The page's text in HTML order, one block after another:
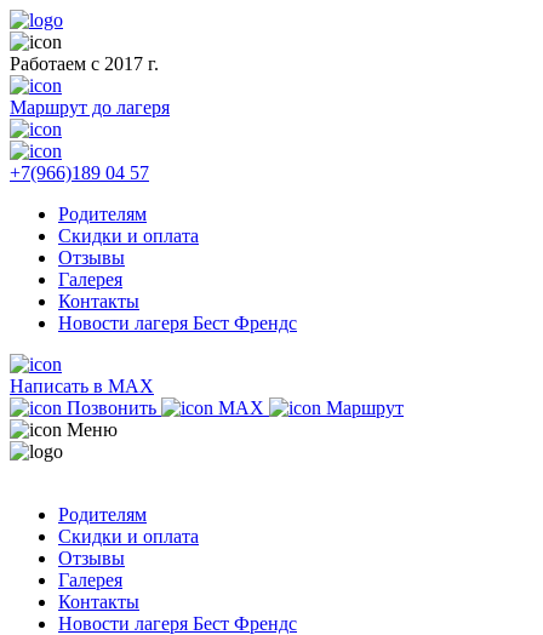
Работаем с 2017 г.
Маршрут до лагеря
+7(966)189 04 57
Родителям
Скидки и оплата
Отзывы
Галерея
Контакты
Новости лагеря Бест Френдс
Написать в MAX
Позвонить
MAX
Маршрут
Меню
Родителям
Скидки и оплата
Отзывы
Галерея
Контакты
Новости лагеря Бест Френдс